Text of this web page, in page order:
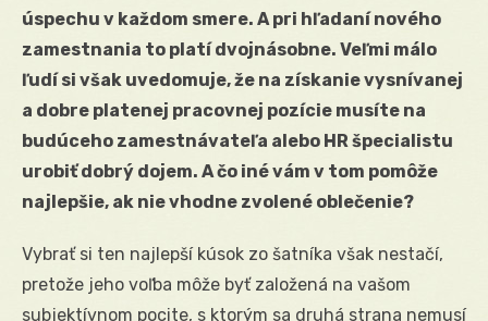
úspechu v každom smere. A pri hľadaní nového
zamestnania to platí dvojnásobne. Veľmi málo
ľudí si však uvedomuje, že na získanie vysnívanej
a dobre platenej pracovnej pozície musíte na
budúceho zamestnávateľa alebo HR špecialistu
urobiť dobrý dojem. A čo iné vám v tom pomôže
najlepšie, ak nie vhodne zvolené oblečenie?
Vybrať si ten najlepší kúsok zo šatníka však nestačí,
pretože jeho voľba môže byť založená na vašom
subjektívnom pocite, s ktorým sa druhá strana nemusí